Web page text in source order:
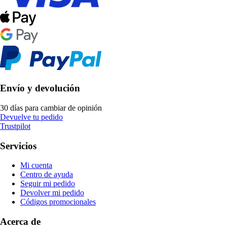
Envío y devolución
30 días para cambiar de opinión
Devuelve tu pedido
Trustpilot
Servicios
Mi cuenta
Centro de ayuda
Seguir mi pedido
Devolver mi pedido
Códigos promocionales
Acerca de